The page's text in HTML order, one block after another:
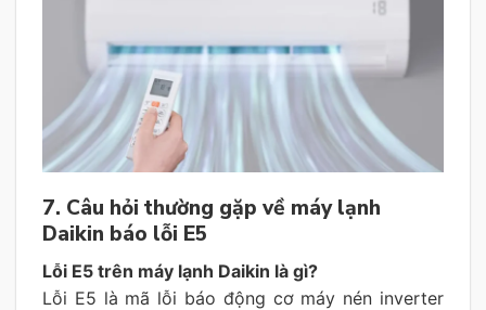
7. Câu hỏi thường gặp về máy lạnh
Daikin báo lỗi E5
Lỗi E5 trên máy lạnh Daikin là gì?
Lỗi E5 là mã lỗi báo động cơ máy nén inverter